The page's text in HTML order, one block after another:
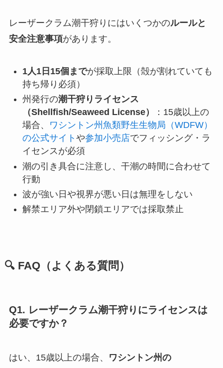
レーザークラム潮干狩りにはいくつかのルールと
安全注意事項があります。
1人1日15個までが採取上限（殻が割れていても
持ち帰り必須）
州発行の潮干狩りライセンス
（Shellfish/Seaweed License）
：15歳以上の
場合、
ワシントン州魚類野生生物局（WDFW）
の公式サイト や参加小売店でフィッシング・ラ
イセンスが必須
潮の引き具合に注意し、干潮の時間に合わせて
行動
波が強い日や視界が悪い日は無理をしない
解禁エリア外や閉鎖エリアでは採取禁止
🔍 FAQ（よくある質問）
Q1. レーザークラム潮干狩りにライセンスは
必要ですか？
はい、15歳以上の場合、
ワシントン州の